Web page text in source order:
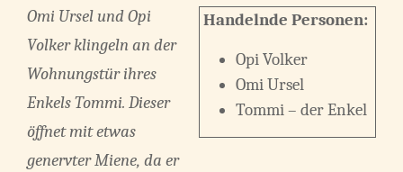
Handelnde Personen:
Opi Volker
Omi Ursel
Tommi – der Enkel
Omi Ursel undOpi
Volker klingeln an der
Wohnungstür ihres
Enkels Tommi. Dieser
öffnet mit etwas
genervter Miene, da er